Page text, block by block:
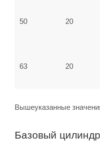
50 20
63 20
Вышеуказанные
Базовый цилиндр